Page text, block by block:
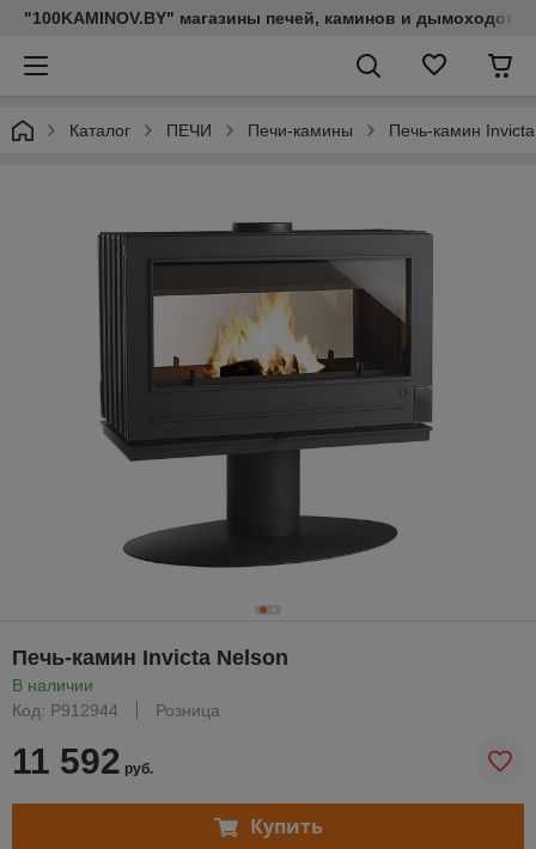
"100KAMINOV.BY" магазины печей, каминов и дымоходов
Каталог ПЕЧИ Печи-камины Печь-камин
Печь-камин Invicta Nelson
В наличии
Код: P912944
Розница
11 592 руб.
Купить